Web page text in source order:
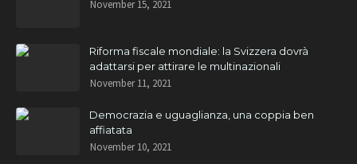
November 15, 2021
Riforma fiscale mondiale: la Svizzera dovrà
adattarsi per attirare le multinazionali
November 11, 2021
Democrazia e uguaglianza, una coppia ben
affiatata
November 10, 2021